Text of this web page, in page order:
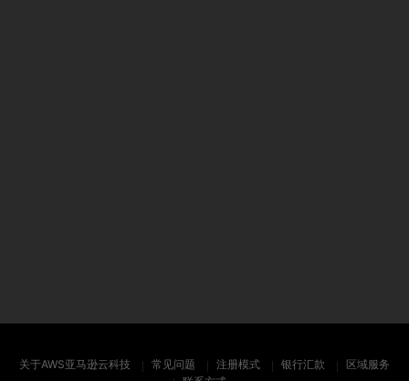
关于AWS亚马逊云科技 常见问题 注册模式 银行汇款
区域服务